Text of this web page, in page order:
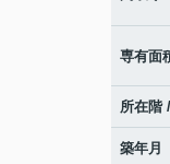
専有面
所在階
築年月